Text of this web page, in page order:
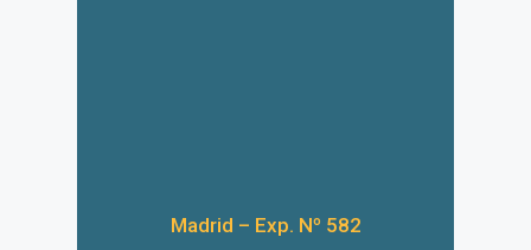
Madrid – Exp. Nº 582